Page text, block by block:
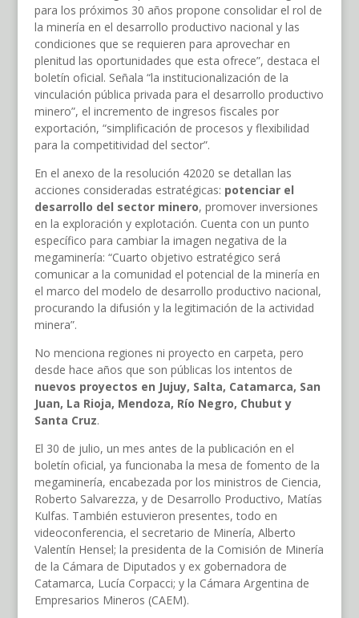
para los próximos 30 años propone consolidar el rol de
la minería en el desarrollo productivo nacional y las
condiciones que se requieren para aprovechar en
plenitud las oportunidades que esta ofrece”, destaca el
boletín oficial. Señala “la institucionalización de la
vinculación pública privada para el desarrollo productivo
minero”, el incremento de ingresos fiscales por
exportación, “simplificación de procesos y flexibilidad
para la competitividad del sector”.
En el anexo de la resolución 42020 se detallan las
acciones consideradas estratégicas: potenciar el
desarrollo del sector minero, promover inversiones
en la exploración y explotación. Cuenta con un punto
específico para cambiar la imagen negativa de la
megaminería: “Cuarto objetivo estratégico será
comunicar a la comunidad el potencial de la minería en
el marco del modelo de desarrollo productivo nacional,
procurando la difusión y la legitimación de la actividad
minera”.
No menciona regiones ni proyecto en carpeta, pero
desde hace años que son públicas los intentos de
nuevos proyectos en Jujuy, Salta, Catamarca, San
Juan, La Rioja, Mendoza, Río Negro, Chubut y
Santa Cruz.
El 30 de julio, un mes antes de la publicación en el
boletín oficial, ya funcionaba la mesa de fomento de la
megaminería, encabezada por los ministros de Ciencia,
Roberto Salvarezza, y de Desarrollo Productivo, Matías
Kulfas. También estuvieron presentes, todo en
videoconferencia, el secretario de Minería, Alberto
Valentín Hensel; la presidenta de la Comisión de Minería
de la Cámara de Diputados y ex gobernadora de
Catamarca, Lucía Corpacci; y la Cámara Argentina de
Empresarios Mineros (CAEM).